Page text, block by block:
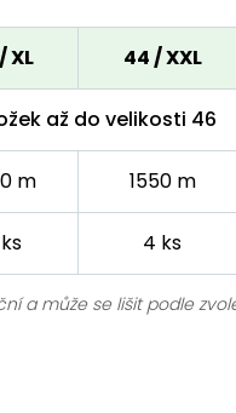
XL 44 / XXL
až do velikosti 46
m 1550 m
4 ks
a může se lišit podle